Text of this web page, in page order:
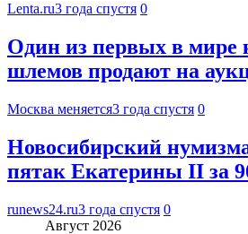
Lenta.ru3 года спустя 0
Один из первых в мире
шлемов продают на
Москва меняется3 года спустя 0
Новосибирский
пятак Екатерины II за
runews24.ru3 года спустя 0
Август 2026